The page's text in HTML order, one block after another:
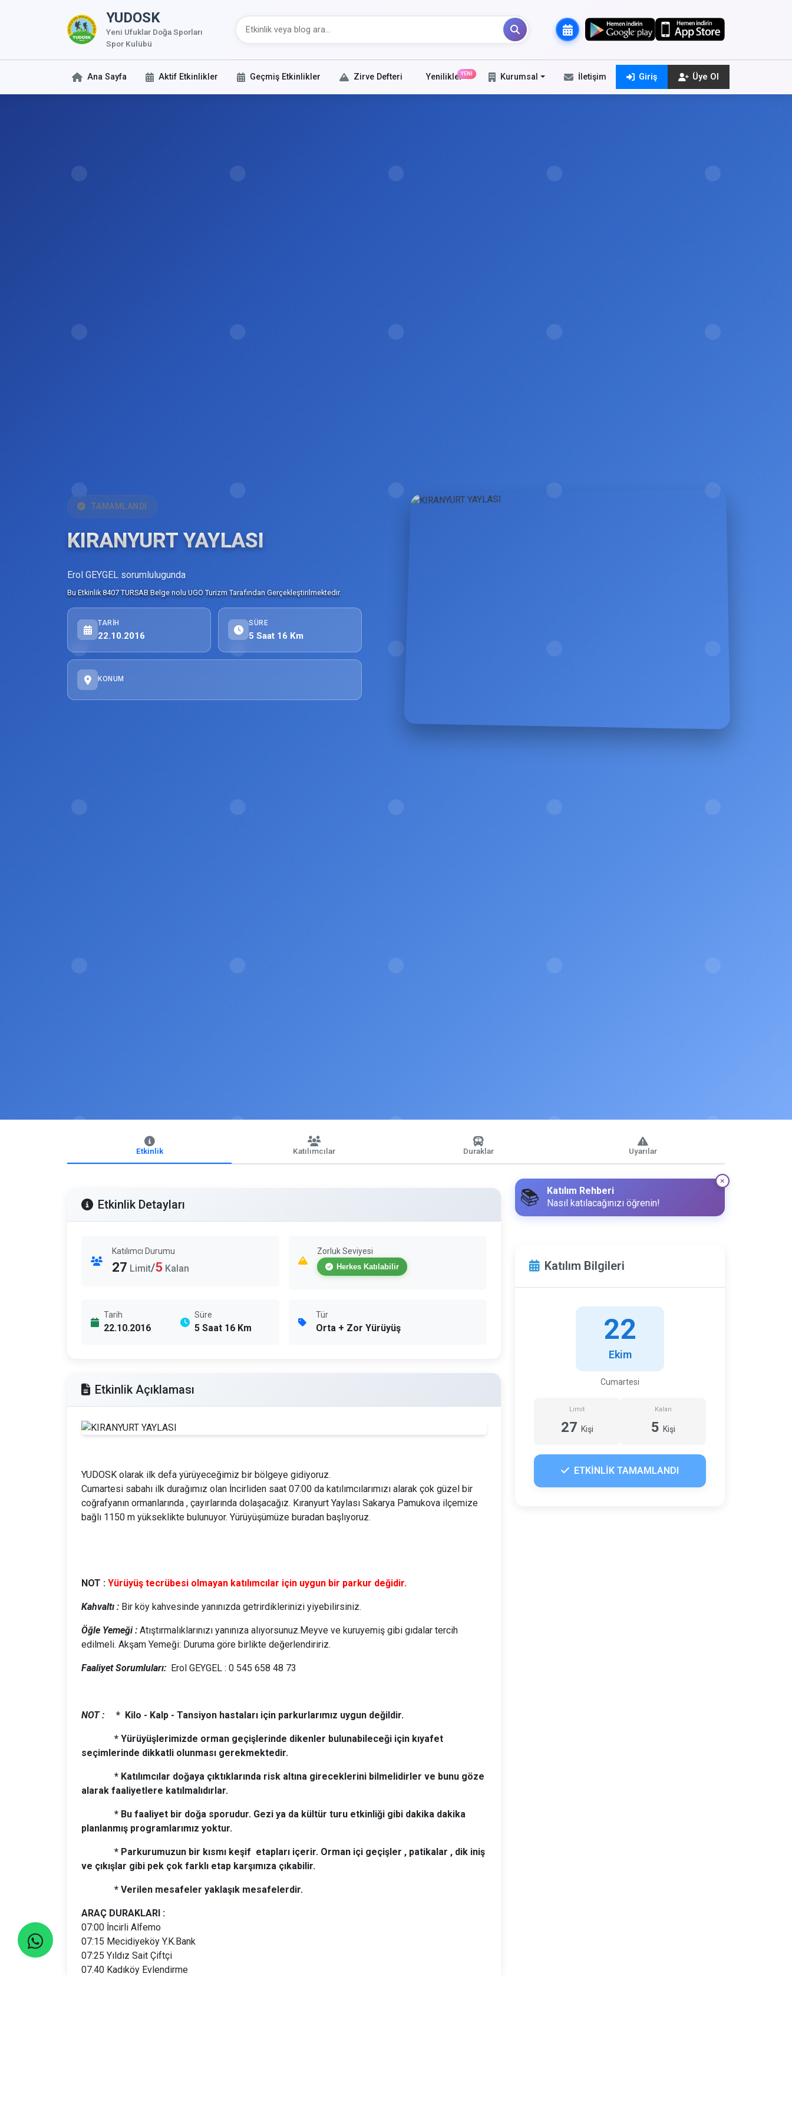
YUDOSK
Yeni Ufuklar Doğa Sporları
Spor Kulübü
Ana Sayfa Aktif Etkinlikler Geçmiş Etkinlikler Zirve Defteri YeniliklerYENİ Kurumsal İletişim Giriş Üye Ol
TAMAMLANDI
KIRANYURT YAYLASI
Erol GEYGEL sorumlulugunda
Bu Etkinlik 8407 TURSAB Belge nolu UGO Turizm Tarafından Gerçekleştirilmektedir.
TARIH
22.10.2016
SÜRE
5 Saat 16 Km
KONUM
Etkinlik Katılımcılar Duraklar Uyarılar
Etkinlik Detayları
Katılımcı Durumu
27 Limit/5 Kalan
Zorluk Seviyesi
Herkes Katılabilir
Tarih
22.10.2016
Süre
5 Saat 16 Km
Tür
Orta + Zor Yürüyüş
Etkinlik Açıklaması
YUDOSK olarak ilk defa yürüyeceğimiz bir bölgeye gidiyoruz.
Cumartesi sabahı ilk durağımız olan İncirliden saat 07:00 da katılımcılarımızı alarak çok güzel bir
coğrafyanın ormanlarında , çayırlarında dolaşacağız. Kıranyurt Yaylası Sakarya Pamukova ilçemize
bağlı 1150 m yükseklikte bulunuyor. Yürüyüşümüze buradan başlıyoruz.
NOT : Yürüyüş tecrübesi olmayan katılımcılar için uygun bir parkur değidir.
Kahvaltı : Bir köy kahvesinde yanınızda getrirdiklerinizi yiyebilirsiniz.
Öğle Yemeği : Atıştırmalıklarınızı yanınıza alıyorsunuz.Meyve ve kuruyemiş gibi gıdalar tercih
edilmeli. Akşam Yemeği: Duruma göre birlikte değerlendiririz.
Faaliyet Sorumluları: Erol GEYGEL : 0 545 658 48 73
NOT : * Kilo - Kalp - Tansiyon hastaları için parkurlarımız uygun değildir.
* Yürüyüşlerimizde orman geçişlerinde dikenler bulunabileceği için kıyafet
seçimlerinde dikkatli olunması gerekmektedir.
* Katılımcılar doğaya çıktıklarında risk altına gireceklerini bilmelidirler ve bunu göze
alarak faaliyetlere katılmalıdırlar.
* Bu faaliyet bir doğa sporudur. Gezi ya da kültür turu etkinliği gibi dakika dakika
planlanmış programlarımız yoktur.
* Parkurumuzun bir kısmı keşif etapları içerir. Orman içi geçişler , patikalar , dik iniş
ve çıkışlar gibi pek çok farklı etap karşımıza çıkabilir.
* Verilen mesafeler yaklaşık mesafelerdir.
ARAÇ DURAKLARI :
07:00 İncirli Alfemo
07:15 Mecidiyeköy Y.K.Bank
07:25 Yıldız Sait Çiftçi
07.40 Kadıköy Evlendirme
📚
Katılım Rehberi
Nasıl katılacağınızı öğrenin!
Katılım Bilgileri
22
Ekim
Cumartesi
Limit
27 Kişi
Kalan
5 Kişi
ETKİNLİK TAMAMLANDI